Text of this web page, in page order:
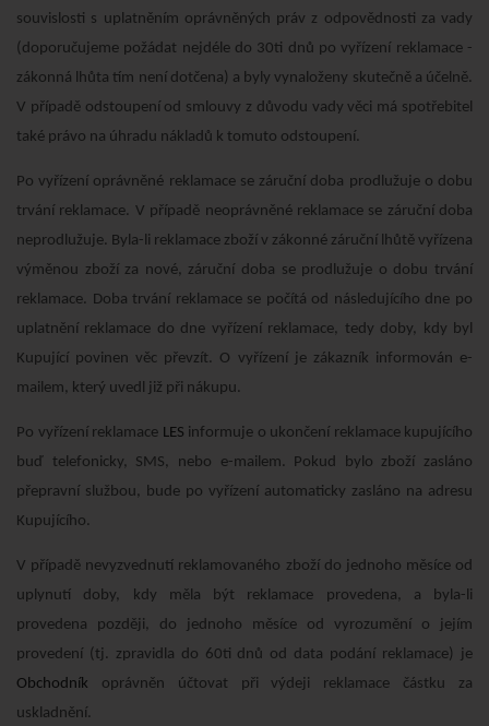
souvislosti s uplatněním oprávněných práv z odpovědnosti za vady
(doporučujeme požádat nejdéle do 30ti dnů po vyřízení reklamace -
zákonná lhůta tím není dotčena) a byly vynaloženy skutečně a účelně.
V případě odstoupení od smlouvy z důvodu vady věci má spotřebitel
také právo na úhradu nákladů k tomuto odstoupení.
Po vyřízení oprávněné reklamace se záruční doba prodlužuje o dobu
trvání reklamace. V případě neoprávněné reklamace se záruční doba
neprodlužuje. Byla-li reklamace zboží v zákonné záruční lhůtě vyřízena
výměnou zboží za nové, záruční doba se prodlužuje o dobu trvání
reklamace. Doba trvání reklamace se počítá od následujícího dne po
uplatnění reklamace do dne vyřízení reklamace, tedy doby, kdy byl
Kupující povinen věc převzít. O vyřízení je zákazník informován e-
mailem, který uvedl již při nákupu.
Po vyřízení reklamace LES informuje o ukončení reklamace kupujícího
buď telefonicky, SMS, nebo e-mailem. Pokud bylo zboží zasláno
přepravní službou, bude po vyřízení automaticky zasláno na adresu
Kupujícího.
V případě nevyzvednutí reklamovaného zboží do jednoho měsíce od
uplynutí doby, kdy měla být reklamace provedena, a byla-li
provedena později, do jednoho měsíce od vyrozumění o jejím
provedení (tj. zpravidla do 60ti dnů od data podání reklamace) je
Obchodník oprávněn účtovat při výdeji reklamace částku za
uskladnění.